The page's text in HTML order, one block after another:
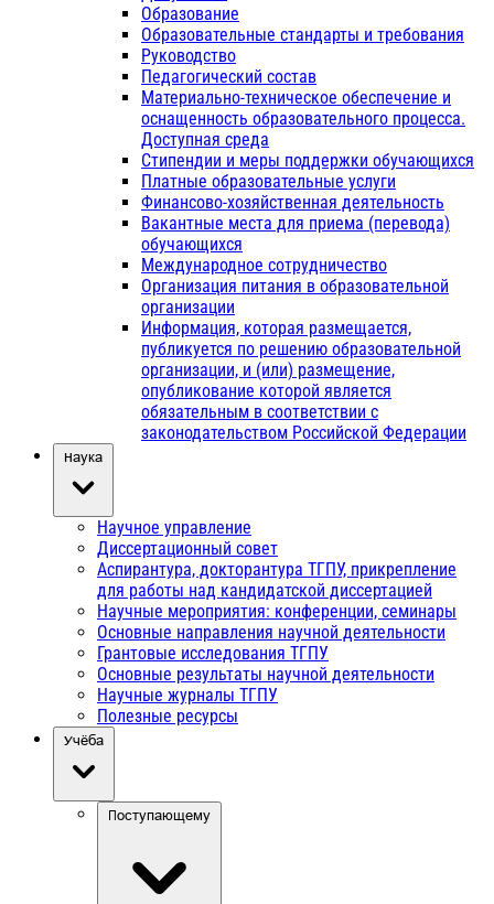
Образование
Образовательные стандарты и требования
Руководство
Педагогический состав
Материально-техническое обеспечение и
оснащенность образовательного процесса.
Доступная среда
Стипендии и меры поддержки обучающихся
Платные образовательные услуги
Финансово-хозяйственная деятельность
Вакантные места для приема (перевода)
обучающихся
Международное сотрудничество
Организация питания в образовательной
организации
Информация, которая размещается,
публикуется по решению образовательной
организации, и (или) размещение,
опубликование которой является
обязательным в соответствии с
законодательством Российской Федерации
Наука
Научное управление
Диссертационный совет
Аспирантура, докторантура ТГПУ, прикрепление
для работы над кандидатской диссертацией
Научные мероприятия: конференции, семинары
Основные направления научной деятельности
Грантовые исследования ТГПУ
Основные результаты научной деятельности
Научные журналы ТГПУ
Полезные ресурсы
Учёба
Поступающему